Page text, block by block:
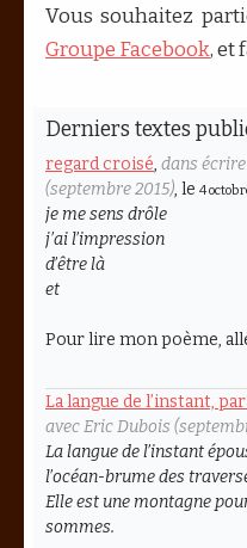
Vous souhaitez
Groupe Facebook, et
Derniers textes
regard croisé, dans
(septembre 2015), le 4
je me sens drôle
j’ai l’impression
d’être là
et
Pour lire mon poème,
La langue de l’instant,
avec Eric Dubois
La langue de l’instant
l’océan-brume des
Elle est une montagne
sommes.